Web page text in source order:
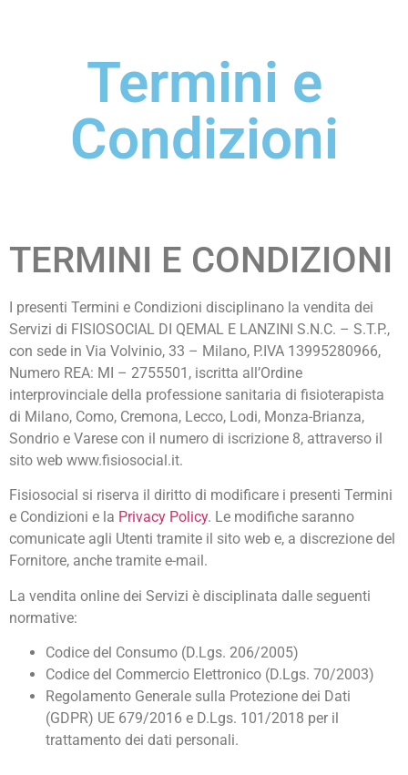
Termini e
Condizioni
TERMINI E CONDIZIONI
I presenti Termini e Condizioni disciplinano la vendita dei
Servizi di FISIOSOCIAL DI QEMAL E LANZINI S.N.C. – S.T.P.,
con sede in Via Volvinio, 33 – Milano, P.IVA 13995280966,
Numero REA: MI – 2755501, iscritta all’Ordine
interprovinciale della professione sanitaria di fisioterapista
di Milano, Como, Cremona, Lecco, Lodi, Monza-Brianza,
Sondrio e Varese con il numero di iscrizione 8, attraverso il
sito web www.fisiosocial.it.
Fisiosocial si riserva il diritto di modificare i presenti Termini
e Condizioni e la Privacy Policy. Le modifiche saranno
comunicate agli Utenti tramite il sito web e, a discrezione del
Fornitore, anche tramite e-mail.
La vendita online dei Servizi è disciplinata dalle seguenti
normative:
Codice del Consumo (D.Lgs. 206/2005)
Codice del Commercio Elettronico (D.Lgs. 70/2003)
Regolamento Generale sulla Protezione dei Dati
(GDPR) UE 679/2016 e D.Lgs. 101/2018 per il
trattamento dei dati personali.